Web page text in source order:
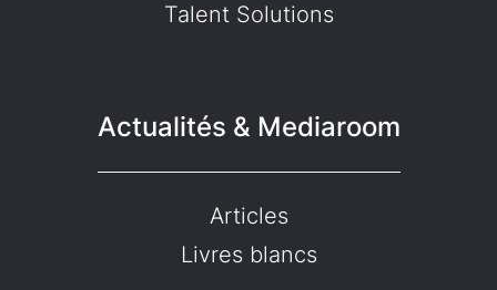
Talent Solutions
Actualités & Mediaroom
Articles
Livres blancs